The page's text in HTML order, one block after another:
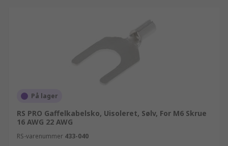
På lager
RS PRO Gaffelkabelsko, Uisoleret, Sølv, For M6 Skrue
16 AWG 22 AWG
RS-varenummer 433-040